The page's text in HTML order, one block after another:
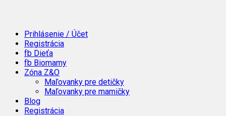
Prihlásenie / Účet
Registrácia
fb Dieťa
fb Biomamy
Zóna Z&O
Maľovanky pre detičky
Maľovanky pre mamičky
Blog
Registrácia